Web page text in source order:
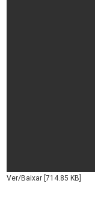
Ver/Baixar [714.85 KB]